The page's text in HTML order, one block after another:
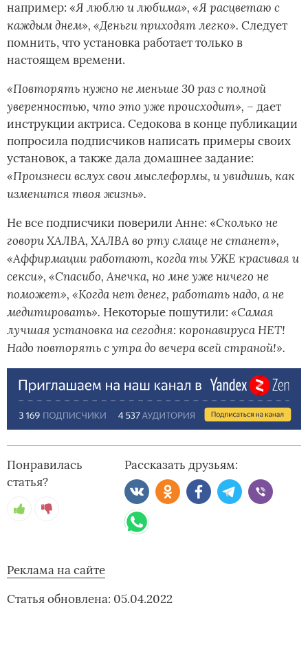
например: «Я люблю и любима», «Я расцветаю с
каждым днем», «Деньги приходят легко». Следует
помнить, что установка работает только в
настоящем времени.
«Повторять нужно не меньше 30 раз с полной
уверенностью, что это уже происходит», – дает
инструкции актриса. Седокова в конце публикации
попросила подписчиков написать примеры своих
установок, а также дала домашнее задание:
«Произнеси вслух свои мыслеформы, и увидишь, как
изменится твоя жизнь».
Не все подписчики поверили Анне: «Сколько не
говори ХАЛВА, ХАЛВА во рту слаще не станет»,
«Аффирмации работают, когда ты УЖЕ красивая и
секси», «Спасибо, Анечка, но мне уже ничего не
поможет», «Когда нет денег, работать надо, а не
медитировать». Некоторые пошутили: «Самая
лучшая установка на сегодня: коронавируса НЕТ!
Надо повторять с утра до вечера всей страной!».
Понравилась
статья?
Рассказать друзьям:
Реклама на сайте
Статья обновлена: 05.04.2022